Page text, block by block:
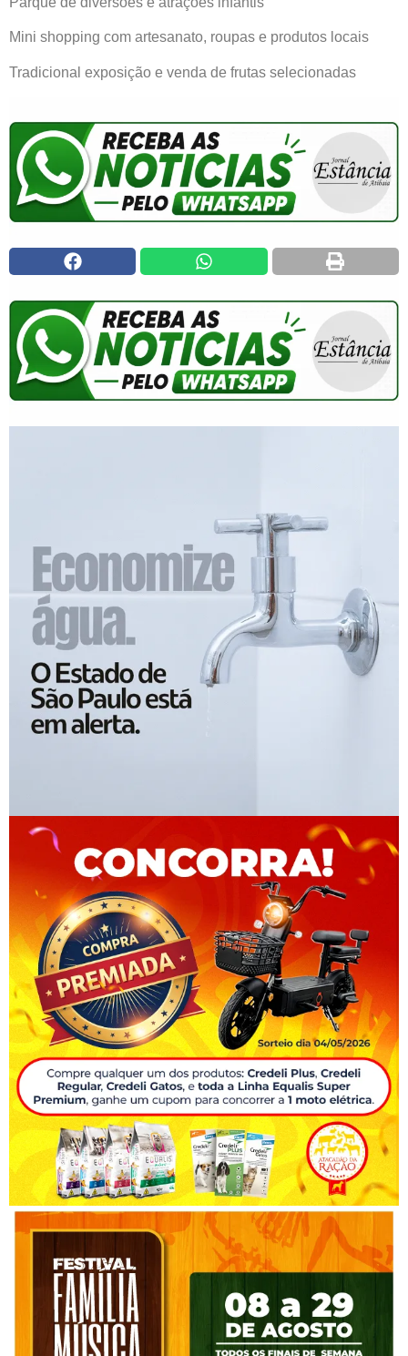
Mini shopping com artesanato, roupas e produtos locais
Tradicional exposição e venda de frutas selecionadas